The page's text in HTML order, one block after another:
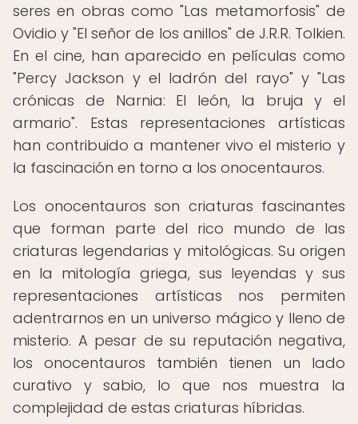
seres en obras como "Las metamorfosis" de
Ovidio y "El señor de los anillos" de J.R.R. Tolkien.
En el cine, han aparecido en películas como
"Percy Jackson y el ladrón del rayo" y "Las
crónicas de Narnia: El león, la bruja y el
armario". Estas representaciones artísticas
han contribuido a mantener vivo el misterio y
la fascinación en torno a los onocentauros.
Los onocentauros son criaturas fascinantes
que forman parte del rico mundo de las
criaturas legendarias y mitológicas. Su origen
en la mitología griega, sus leyendas y sus
representaciones artísticas nos permiten
adentrarnos en un universo mágico y lleno de
misterio. A pesar de su reputación negativa,
los onocentauros también tienen un lado
curativo y sabio, lo que nos muestra la
complejidad de estas criaturas híbridas.